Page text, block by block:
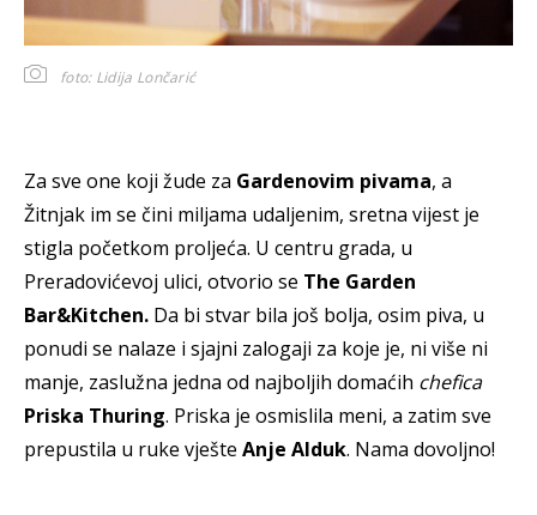
foto: Lidija Lončarić
Za sve one koji žude za Gardenovim pivama, a
Žitnjak im se čini miljama udaljenim, sretna vijest je
stigla početkom proljeća. U centru grada, u
Preradovićevoj ulici, otvorio se The Garden
Bar&Kitchen. Da bi stvar bila još bolja, osim piva, u
ponudi se nalaze i sjajni zalogaji za koje je, ni više ni
manje, zaslužna jedna od najboljih domaćih chefica
Priska Thuring. Priska je osmislila meni, a zatim sve
prepustila u ruke vješte Anje Alduk. Nama dovoljno!